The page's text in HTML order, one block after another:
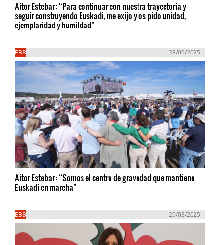
Aitor Esteban: “Para continuar con nuestra trayectoria y
seguir construyendo Euskadi, me exijo y os pido unidad,
ejemplaridad y humildad”
EBB 28/09/2025
Aitor Esteban: “Somos el centro de gravedad que mantiene
Euskadi en marcha”
EBB 29/03/2025